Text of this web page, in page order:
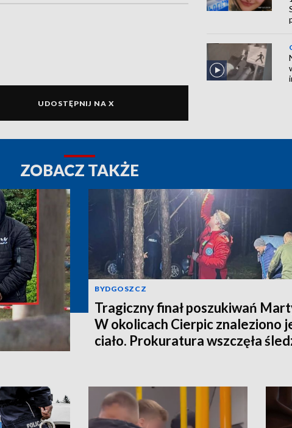
UDOSTĘPNIJ NA X
ZOBACZ TAKŻE
BYDGOSZCZ
Tragiczny finał poszukiwań
W okolicach Cierpic znaleziono
ciało. Prokuratura wszczęła